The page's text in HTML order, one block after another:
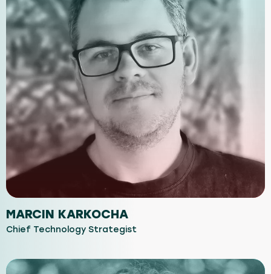
MARCIN KARKOCHA
Chief Technology Strategist